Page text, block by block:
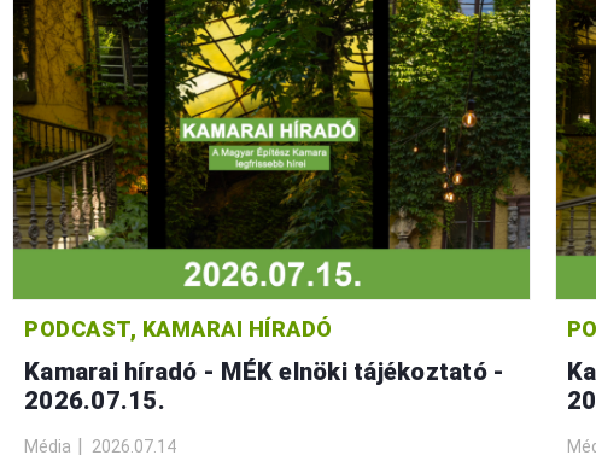
PODCAST, KAMARAI HÍRADÓ
Kamarai híradó - MÉK elnöki tájékoztató -
2026.07.15.
Média 2026.07.14